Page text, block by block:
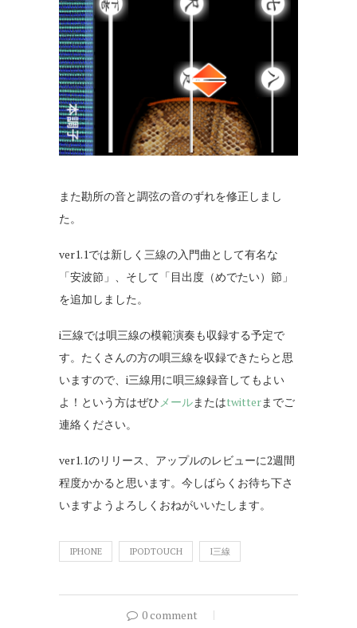
また勘所の音と調弦の音のずれを修正しまし
た。
ver1.1では新しく三線の入門曲として有名な
「安波節」、そして「目出度（めでたい）節」
を追加しました。
i三線では唄三線の模範演奏も収録する予定で
す。たくさんの方の唄三線を収録できたらと思
いますので、i三線用に唄三線録音してもよい
よ！という方はぜひメールまたはtwitterまでご
連絡ください。
ver1.1のリリース、アップルのレビューに2週間
程度かかると思います。今しばらくお待ち下さ
いますようよろしくおねがいいたします。
IPHONE IPODTOUCH I三線
0 comment